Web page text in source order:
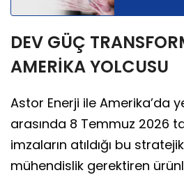
DEV GÜÇ
AMERİKA YOLCUSU
Astor Enerji ile Amerika’da
arasında 8 Temmuz 2026
imzaların atıldığı bu
mühendislik gerektiren